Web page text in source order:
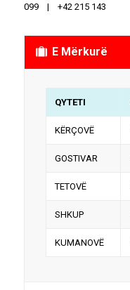
099 | +42 215 143
E Mërkurë
QYTETI
KËRÇOVË
GOSTIVAR
TETOVË
SHKUP
KUMANOVË